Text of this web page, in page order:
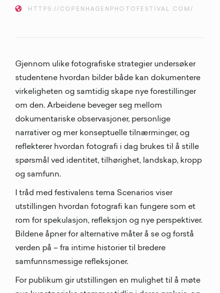
 HTTPS://COPENHAGENPHOTOFESTIVAL.COM/
Gjennom ulike fotografiske strategier undersøker
studentene hvordan bilder både kan dokumentere
virkeligheten og samtidig skape nye forestillinger
om den. Arbeidene beveger seg mellom
dokumentariske observasjoner, personlige
narrativer og mer konseptuelle tilnærminger, og
reflekterer hvordan fotografi i dag brukes til å stille
spørsmål ved identitet, tilhørighet, landskap, kropp
og samfunn.
I tråd med festivalens tema Scenarios viser
utstillingen hvordan fotografi kan fungere som et
rom for spekulasjon, refleksjon og nye perspektiver.
Bildene åpner for alternative måter å se og forstå
verden på – fra intime historier til bredere
samfunnsmessige refleksjoner.
For publikum gir utstillingen en mulighet til å møte